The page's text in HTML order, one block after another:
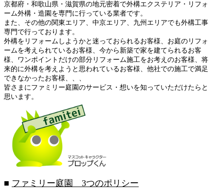
京都府・和歌山県・滋賀県の地元密着で外構エクステリア・リフォ
ーム外構・造園を専門に行っている業者です。
また、その他の関東エリア、中京エリア、九州エリアでも外構工事
専門で行っております。
外構をリフォームしようかと迷っておられるお客様、お庭のリフォ
ームを考えられているお客様、今から新築で家を建てられるお客
様、ワンポイントだけの部分リフォーム施工をお考えのお客様、将
来的に外構を考えようと思われているお客様、他社での施工で満足
できなかったお客様、、、
皆さまにファミリー庭園のサービス・想いを知っていただけたらと
思います。
■ ファミリー庭園 3つのポリシー